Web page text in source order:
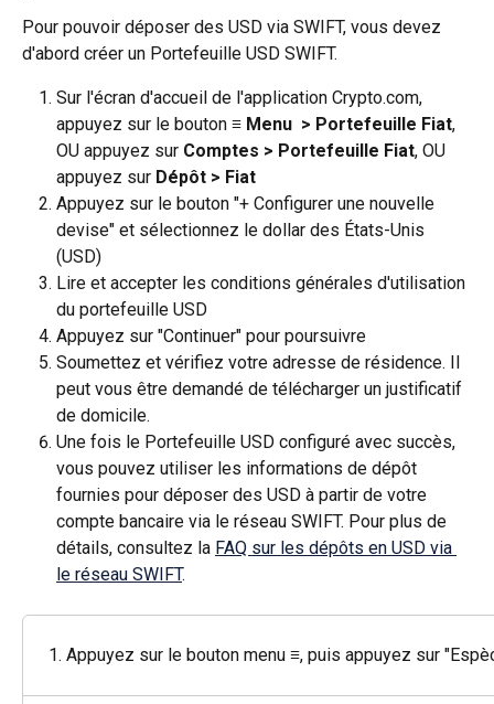
Pour pouvoir déposer des USD via SWIFT, vous devez
d'abord créer un Portefeuille USD SWIFT.
Sur l'écran d'accueil de l'application Crypto.com,
appuyez sur le bouton ≡ Menu > Portefeuille Fiat,
OU appuyez sur Comptes > Portefeuille Fiat, OU
appuyez sur Dépôt > Fiat
Appuyez sur le bouton "+ Configurer une nouvelle
devise" et sélectionnez le dollar des États-Unis
(USD)
Lire et accepter les conditions générales d'utilisation
du portefeuille USD
Appuyez sur "Continuer" pour poursuivre
Soumettez et vérifiez votre adresse de résidence. Il
peut vous être demandé de télécharger un justificatif
de domicile.
Une fois le Portefeuille USD configuré avec succès,
vous pouvez utiliser les informations de dépôt
fournies pour déposer des USD à partir de votre
compte bancaire via le réseau SWIFT. Pour plus de
détails, consultez la FAQ sur les dépôts en USD via
le réseau SWIFT.
Appuyez sur le bouton menu ≡, puis appuyez sur